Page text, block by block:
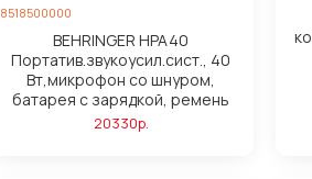
8518500000
BEHRINGER HPA40
Портатив.звукоусил.сист., 40
Вт,микрофон со шнуром,
батарея с зарядкой, ремень
20330р.